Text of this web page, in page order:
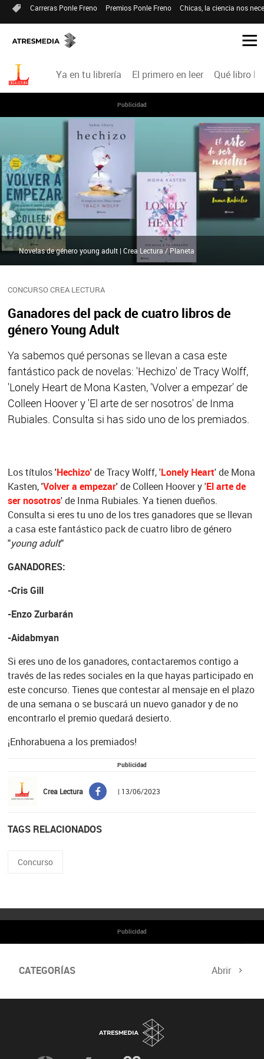
Carreras Ponle Freno Premios Ponle Freno Chicas, la ciencia nos
Ya en tu librería El primero en leer Qué libro
Publicidad
CONCURSO CREA LECTURA
Ganadores del pack de cuatro libros de
género Young Adult
Ya sabemos qué personas se llevan a casa este
fantástico pack de novelas: 'Hechizo' de Tracy Wolff,
'Lonely Heart de Mona Kasten, 'Volver a empezar' de
Colleen Hoover y 'El arte de ser nosotros' de Inma
Rubiales. Consulta si has sido uno de los premiados.
Novelas de género young adult | Crea Lectura / Planeta
Los títulos'Hechizo'de Tracy Wolff, 'Lonely Heart' de Mona
Kasten,'Volver a empezar'de Colleen Hoover y 'El arte de
ser nosotros' de Inma Rubiales. Ya tienen dueños.
Consulta si eres tu uno de los tres ganadores que se llevan
a casa este fantástico pack de cuatro libro de género
"young adult"
GANADORES:
-Cris Gill
-Enzo Zurbarán
-Aidabmyan
Si eres uno de los ganadores, contactaremos contigo a
través de las redes sociales en la que hayas participado en
este concurso. Tienes que contestar al mensaje en el plazo
de una semana o se buscará un nuevo ganador y de no
encontrarlo el premio quedará desierto.
¡Enhorabuena a los premiados!
Publicidad
Crea Lectura | 13/06/2023
TAGS RELACIONADOS
Concurso
Publicidad
CATEGORÍAS Abrir